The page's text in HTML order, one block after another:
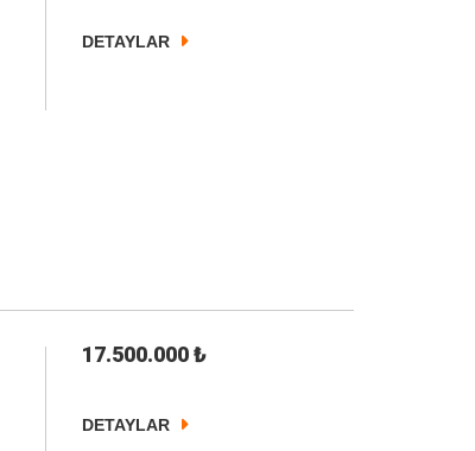
DETAYLAR
17.500.000₺
DETAYLAR